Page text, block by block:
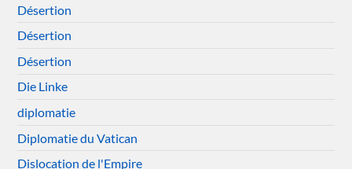
Désertion
Désertion
Désertion
Die Linke
diplomatie
Diplomatie du Vatican
Dislocation de l'Empire